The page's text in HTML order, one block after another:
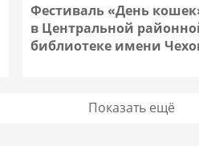
Фестиваль «День
в Центральной
библиотеке имени
Подробнее
Показать ещё